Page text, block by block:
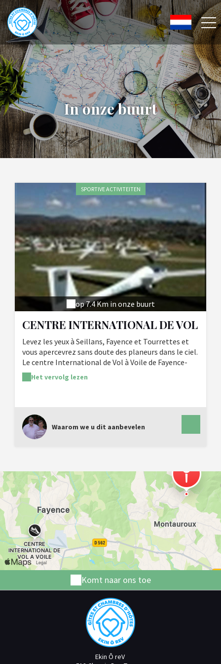
In onze buurt
SPORTIVE ACTIVITEITEN
op 7.4 Km in onze buurt
CENTRE INTERNATIONAL DE VOL
A VOILE
Levez les yeux à Seillans, Fayence et Tourrettes et
vous apercevrez sans doute des planeurs dans le ciel.
Le centre International de Vol à Voile de Fayence-
Tourrettes vous permettra de côtoyer les oiseaux et
de voir les stations des pré-Alpes, Toulon ou jusqu'à
Het vervolg lezen
Waarom we u dit aanbevelen
Komt naar ons toe
Ekin Ô reV